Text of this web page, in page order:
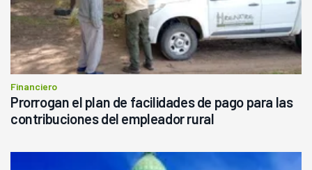
Financiero
Prorrogan el plan de facilidades de pago para las
contribuciones del empleador rural